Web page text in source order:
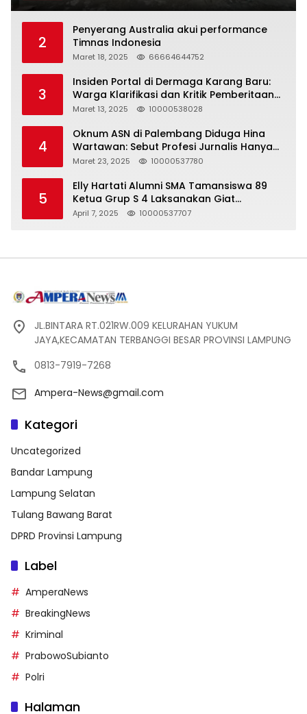
2
Penyerang Australia akui performance
Timnas Indonesia
Maret 18, 2025 66664644752
3
Insiden Portal di Dermaga Karang Baru:
Warga Klarifikasi dan Kritik Pemberitaan
yang Tidak Akurat
Maret 13, 2025 10000538028
4
Oknum ASN di Palembang Diduga Hina
Wartawan: Sebut Profesi Jurnalis Hanya
Seharga 2 Liter Bensin, Berujung Dugaan
Maret 23, 2025 10000537780
5
Elly Hartati Alumni SMA Tamansiswa 89
Ketua Grup S 4 Laksanakan Giat
Silaturahmi
April 7, 2025 10000537707
JL.BINTARA RT.021RW.009 KELURAHAN YUKUM
JAYA,KECAMATAN TERBANGGI BESAR PROVINSI LAMPUNG
0813-7919-7268
Ampera-News@gmail.com
Kategori
Uncategorized
Bandar Lampung
Lampung Selatan
Tulang Bawang Barat
DPRD Provinsi Lampung
Label
AmperaNews
BreakingNews
Kriminal
PrabowoSubianto
Polri
Halaman